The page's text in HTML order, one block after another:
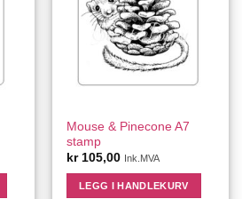
Mouse & Pinecone A7
stamp
kr105,00 Ink.MVA
LEGG I HANDLEKURV